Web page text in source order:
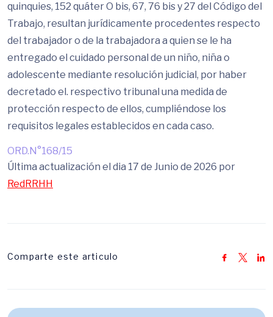
quinquies, 152 quáter O bis, 67, 76 bis y 27 del Código del
Trabajo, resultan jurídicamente procedentes respecto
del trabajador o de la trabajadora a quien se le ha
entregado el cuidado personal de un niño, niña o
adolescente mediante resolución judicial, por haber
decretado el. respectivo tribunal una medida de
protección respecto de ellos, cumpliéndose los
requisitos legales establecidos en cada caso.
ORD.N°168/15
Última actualización el dia 17 de Junio de 2026 por
RedRRHH
Comparte este articulo